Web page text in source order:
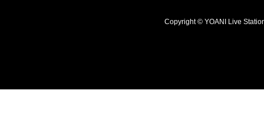
Copyright © YOANI Live